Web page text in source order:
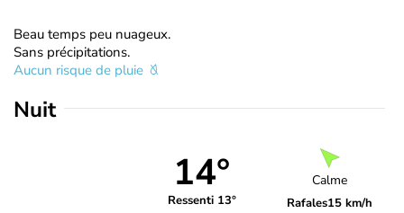
Beau temps peu nuageux.
Sans précipitations.
Aucun risque de pluie
Nuit
14°
Ressenti 13°
Calme
Rafales15 km/h